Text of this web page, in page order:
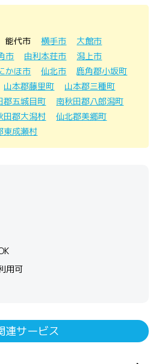
能代市 横手市
大館市
市 由利本荘市
潟上市
かほ市 仙北市
鹿角郡小坂町
山本郡藤里町
山本郡三種町
郡五城目町
南秋田郡八郎潟町
田郡大潟村
仙北郡美郷町
東成瀬村
用可
連サービス